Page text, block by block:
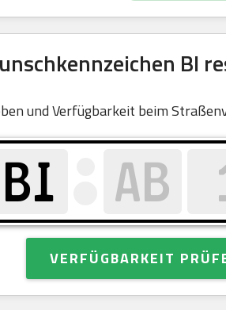
BI
und Verfügbarkeit beim
VERFÜGBARKEIT